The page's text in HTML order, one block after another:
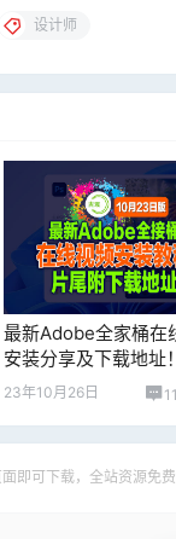
设计师
最新Adobe全家桶在
安装分享及下载地址
调使用！片尾附下载
23年10月26日 11
即可下载，全站资源免费